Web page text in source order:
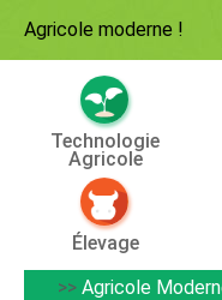
Agricole moderne !
Technologie
Agricole
Élevage
>> Agricole